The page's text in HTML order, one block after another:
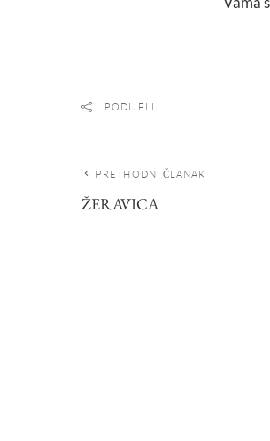
PODIJELI
PRETHODNI ČLANAK
ŽERAVICA